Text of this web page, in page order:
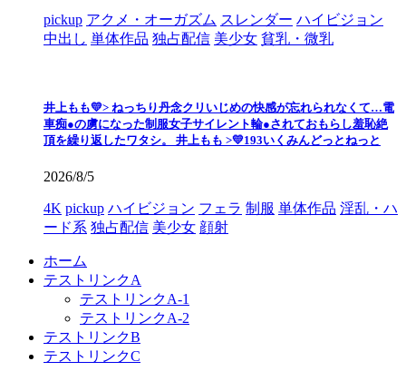
pickup アクメ・オーガズム スレンダー ハイビジョン
中出し 単体作品 独占配信 美少女 貧乳・微乳
井上もも💛> ねっちり丹念クリいじめの快感が忘れられなくて…電
車痴●の虜になった制服女子サイレント輪●されておもらし羞恥絶
頂を繰り返したワタシ。 井上もも >💛193いくみんどっとねっと
2026/8/5
4K pickup ハイビジョン フェラ 制服 単体作品 淫乱・ハ
ード系 独占配信 美少女 顔射
ホーム
テストリンクA
テストリンクA-1
テストリンクA-2
テストリンクB
テストリンクC